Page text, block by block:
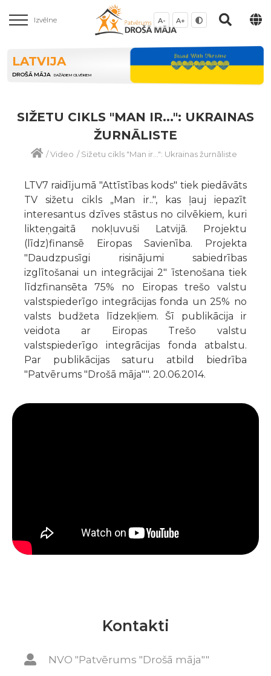
Izvēlne A- A+
LATVIJA
DROŠĀ MĀJA DAŽĀDIEM CILVĒKIEM
SIŽETU CIKLS "MAN IR...": UKRAINAS
ŽURNĀLISTE
/Video /Sižetu cikls "Man ir...": Ukrainas žurnāliste
LTV7 raidījumā "Attīstības kods" tiek piedāvāts
TV sižetu cikls „Man ir..", kas ļauj iepazīt
interesantus dzīves stāstus no cilvēkiem, kuri
likteņgaitā nokļuvuši Latvijā. Projektu
(līdz)finansē Eiropas Savienība. Projekta
"Daudzpusīgi risinājumi sabiedrības
izglītošanai un integrācijai 2" īstenošana tiek
līdzfinansēta 75% no Eiropas trešo valstu
valstspiederīgo integrācijas fonda un 25% no
valsts budžeta līdzekļiem. Šī publikācija ir
veidota ar Eiropas Trešo valstu
valstspiederīgo integrācijas fonda atbalstu.
Par publikācijas saturu atbild biedrība
"Patvērums "Drošā māja"". 20.06.2014.
Kontakti
NVO "Patvērums "Drošā māja""